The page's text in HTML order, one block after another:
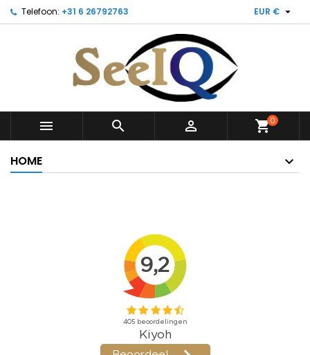
Telefoon: +31 6 26792763 EUR € 
   shopping_cart0
HOME